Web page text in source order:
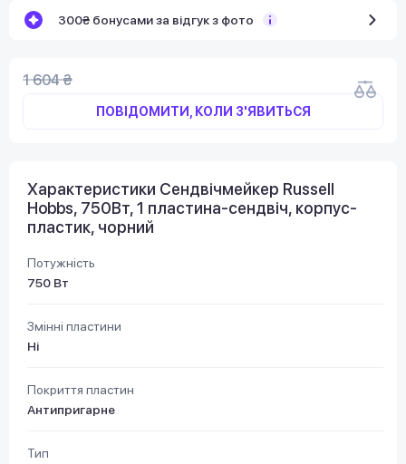
300₴ бонусами за відгук з фото
1 604 ₴
ПОВІДОМИТИ, КОЛИ З'ЯВИТЬСЯ
Характеристики Сендвічмейкер Russell
Hobbs, 750Вт, 1 пластина-сендвіч, корпус-
пластик, чорний
Потужність
750 Вт
Змінні пластини
Ні
Покриття пластин
Антипригарне
Тип